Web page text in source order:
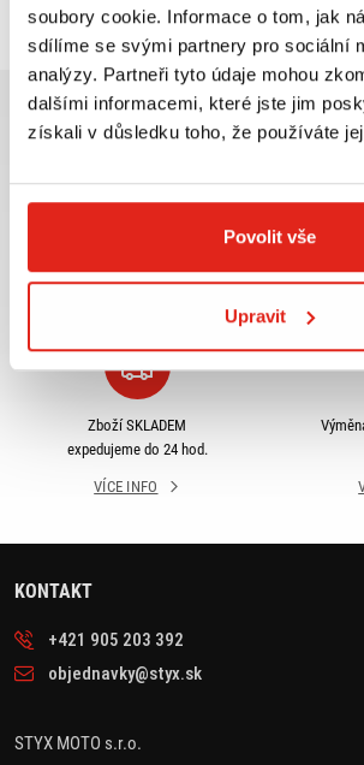
soubory cookie. Informace o tom, jak
sdílíme se svými partnery pro sociální
analýzy. Partneři tyto údaje mohou
dalšími informacemi, které jste jim
získali v důsledku toho, že používáte
Povolit vše
Upravit
Největší výběr moto
Zboží SKLADEM
expedujeme do 24 hod.
VÍCE INFO
KONTAKT
+421 905 203 392
objednavky@styx.sk
STYX MOTO s.r.o.